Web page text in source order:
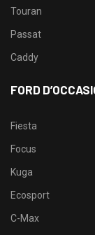
Touran
Passat
Caddy
FORD
Fiesta
Focus
Kuga
Ecosport
C-Max